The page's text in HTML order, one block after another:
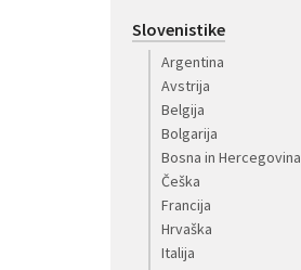
Slovenistike
Argentina
Avstrija
Belgija
Bolgarija
Bosna in Hercegovina
Češka
Francija
Hrvaška
Italija